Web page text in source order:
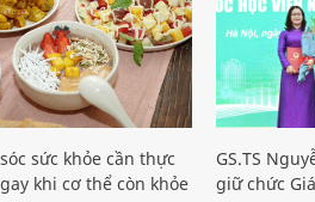
sức khỏe cần thực
khi cơ thể còn khỏe
GS.TS
giữ chức